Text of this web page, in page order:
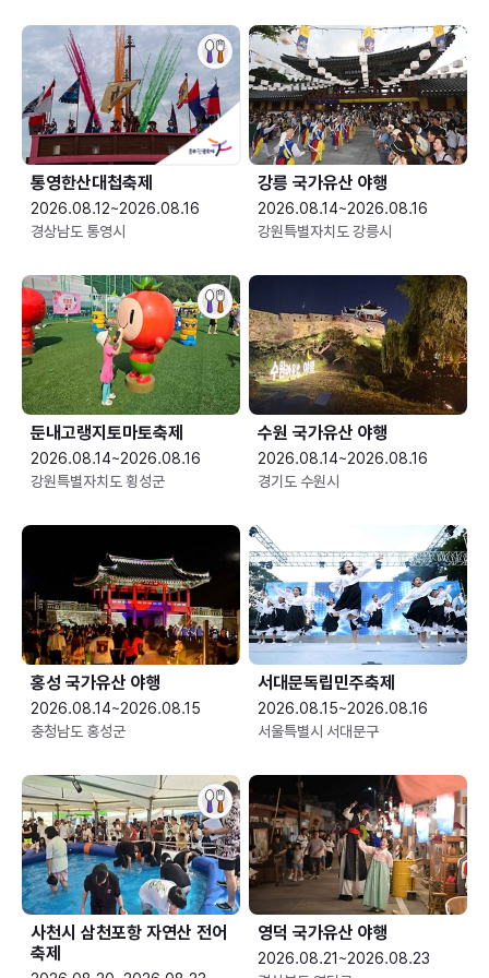
통영한산대첩축제
2026.08.12~2026.08.16
경상남도 통영시
강릉 국가유산 야행
2026.08.14~2026.08.16
강원특별자치도 강릉시
둔내고랭지토마토축제
2026.08.14~2026.08.16
강원특별자치도 횡성군
수원 국가유산 야행
2026.08.14~2026.08.16
경기도 수원시
홍성 국가유산 야행
2026.08.14~2026.08.15
충청남도 홍성군
서대문독립민주축제
2026.08.15~2026.08.16
서울특별시 서대문구
사천시 삼천포항 자연산 전어
축제
영덕 국가유산 야행
2026.08.21~2026.08.23